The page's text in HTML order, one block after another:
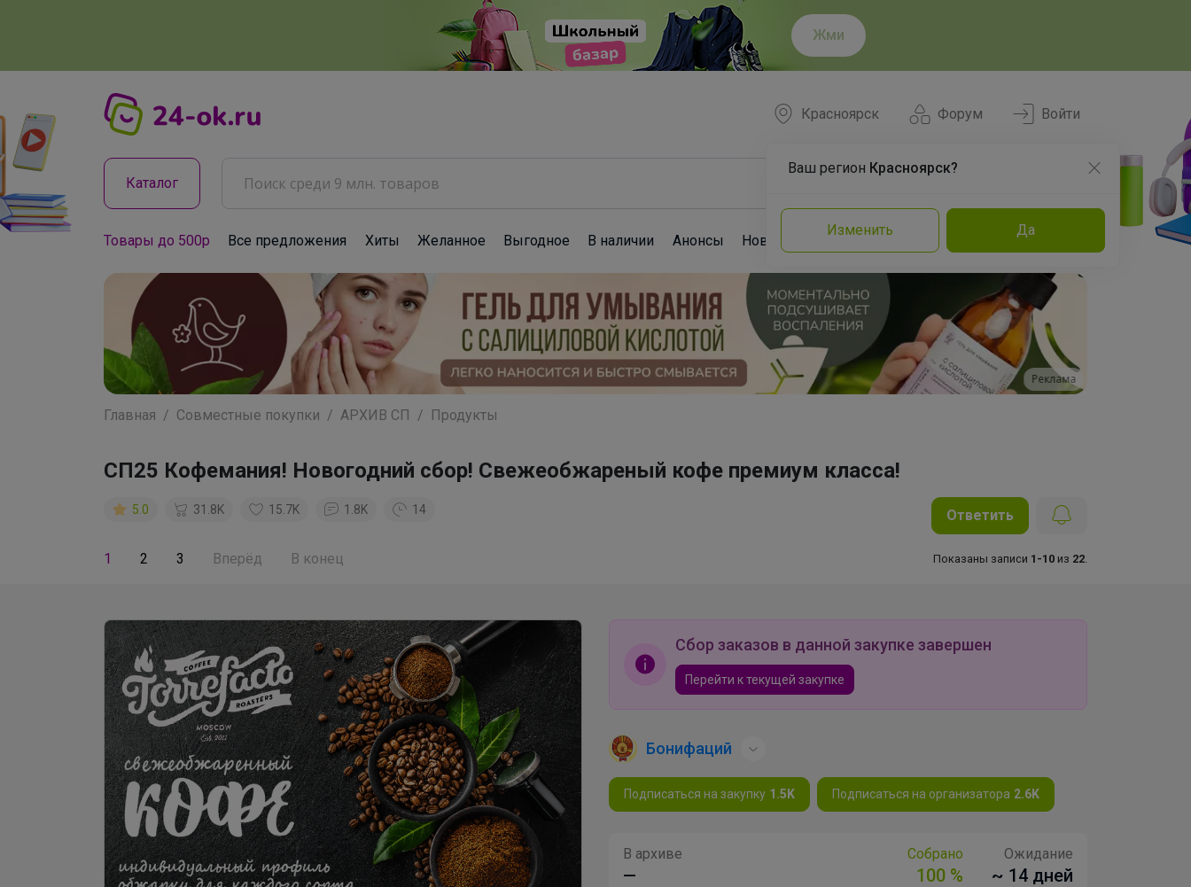
Жми
Форум
Красноярск
Ваш регион Красноярск?
Изменить Да
Войти
Каталог
Товары до 500р Все предложения Хиты Желанное Выгодное В наличии Анонсы Новости Команда Эксперты
Реклама
Главная Совместные покупки АРХИВ СП Продукты
СП25 Кофемания! Новогодний сбор! Свежеобжареный кофе премиум класса!
5.0 31.8K 15.7K 1.8K 14 Ответить
1 2 3 Вперёд В конец Показаны записи 1-10 из 22.
Сбор заказов в данной закупке завершен
Перейти к текущей закупке
Бонифаций
Подписаться на закупку 1.5K Подписаться на организатора 2.6K
В архиве
—
Собрано
100 %
Ожидание
~ 14 дней